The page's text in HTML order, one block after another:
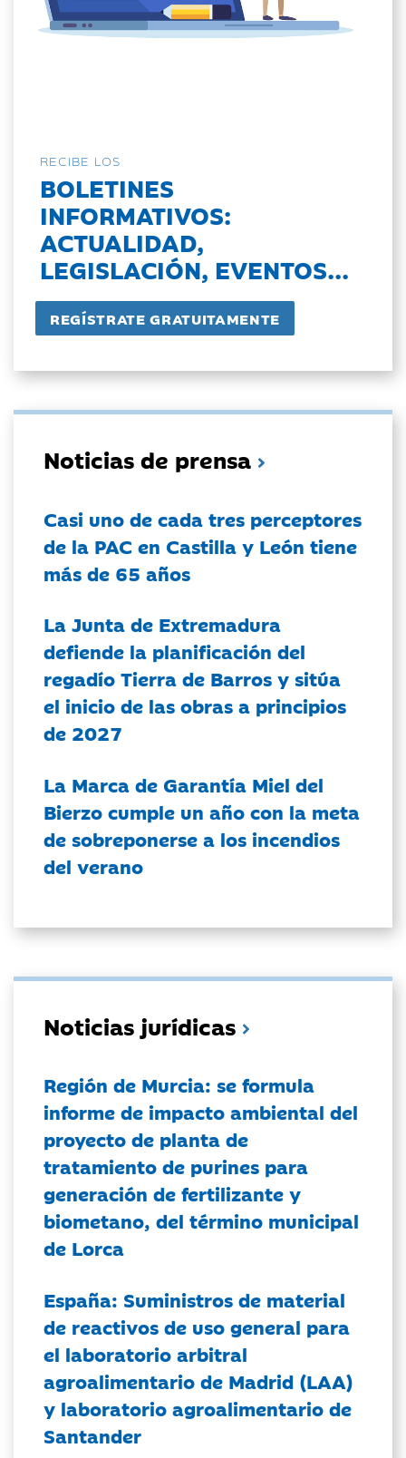
RECIBE LOS
BOLETINES
INFORMATIVOS:
ACTUALIDAD,
LEGISLACIÓN, EVENTOS...
Noticias de prensa
Casi uno de cada tres perceptores
de la PAC en Castilla y León tiene
más de 65 años
La Junta de Extremadura
defiende la planificación del
regadío Tierra de Barros y sitúa
el inicio de las obras a principios
de 2027
La Marca de Garantía Miel del
Bierzo cumple un año con la meta
de sobreponerse a los incendios
del verano
Noticias jurídicas
Región de Murcia: se formula
informe de impacto ambiental del
proyecto de planta de
tratamiento de purines para
generación de fertilizante y
biometano, del término municipal
de Lorca
España: Suministros de material
de reactivos de uso general para
el laboratorio arbitral
agroalimentario de Madrid (LAA)
y laboratorio agroalimentario de
Santander